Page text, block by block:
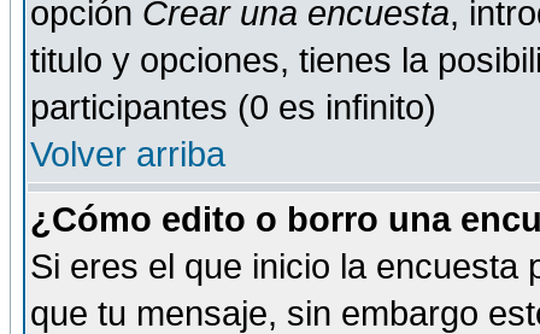
opción Crear una encuesta,
titulo y opciones, tienes la
participantes (0 es infinito)
Volver arriba
¿Cómo edito o borro una
Si eres el que inicio la encuesta
que tu mensaje, sin embargo